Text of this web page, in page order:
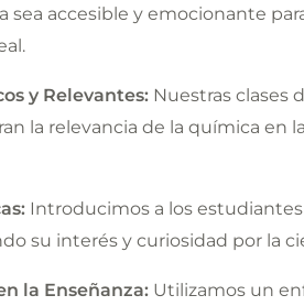
sea accesible y emocionante
y Relevantes:Nuestras clases
la relevancia de la química en
Introducimos a los
su interés y curiosidad por la
la Enseñanza:Utilizamos un